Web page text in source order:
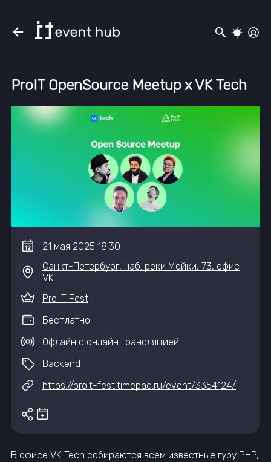
ProIT OpenSource Meetup x VK Tech
21 мая 2025 18:30
Санкт-Петербург, наб. реки Мойки, 73, офис
VK
Pro IT Fest
Бесплатно
Офлайн с онлайн трансляцией
Backend
https://proit-fest.timepad.ru/event/3354124/
В офисе VK Tech собираются всем известные гуру PHP,